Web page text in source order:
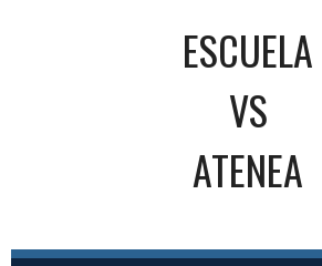
ESCUELA
VS
ATENEA